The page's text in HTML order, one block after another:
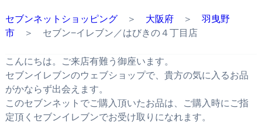
セブンネットショッピング＞ 大阪府＞ 羽曳野
市＞ セブン−イレブン／はびきの４丁目店
こんにちは。ご来店有難う御座います。
セブンイレブンのウェブショップで、貴方の気に入るお品
がかならず出会えます。
このセブンネットでご購入頂いたお品は、ご購入時にご指
定頂くセブンイレブンでお受け取りになれます。